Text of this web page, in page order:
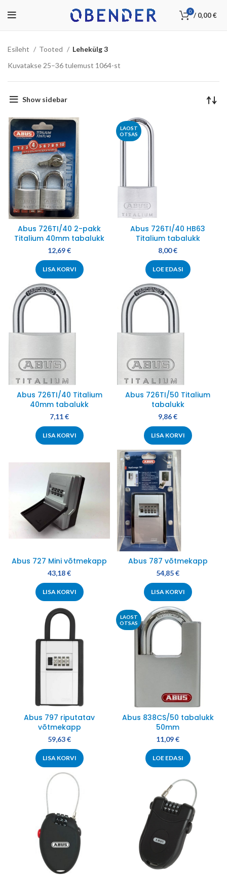
0 / 0,00€
Esileht Tooted
Lehekülg 3
Kuvatakse 25–36 tulemust 1064-st
Show sidebar
Abus 726TI/40 2-pakk
Titalium 40mm tabalukk
12,69€
LISA KORVI
LAOST
OTSAS
Abus 726TI/40 HB63
Titalium tabalukk
8,00€
LOE EDASI
Abus 726TI/40 Titalium
40mm tabalukk
7,11€
LISA KORVI
Abus 726TI/50 Titalium
tabalukk
9,86€
LISA KORVI
Abus 727 Mini võtmekapp
43,18€
LISA KORVI
Abus 787 võtmekapp
54,85€
LISA KORVI
Abus 797 riputatav
võtmekapp
59,63€
LISA KORVI
LAOST
OTSAS
Abus 838CS/50 tabalukk
50mm
11,09€
LOE EDASI